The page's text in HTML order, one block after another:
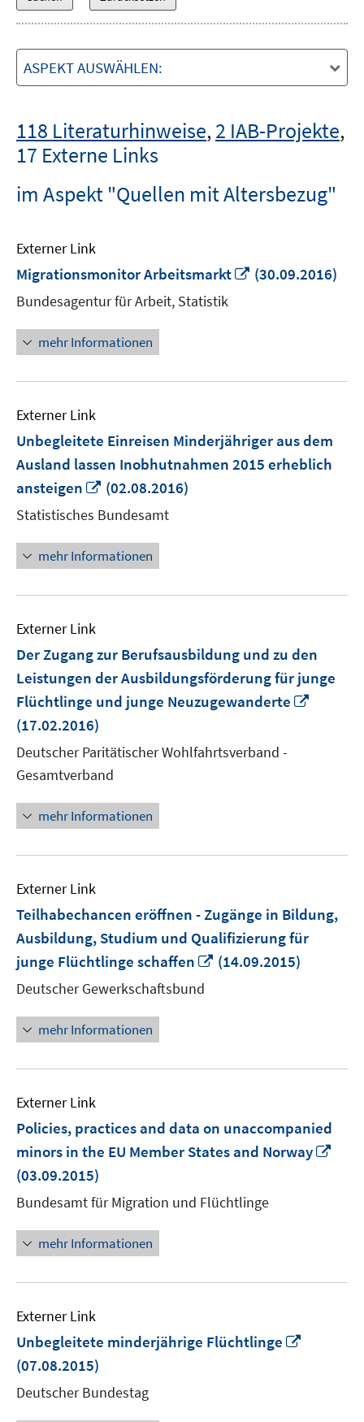
ASPEKT AUSWÄHLEN:
118 Literaturhinweise,2 IAB-Projekte,
17 Externe Links
im Aspekt "Quellen mit Altersbezug"
Externer Link
Migrationsmonitor Arbeitsmarkt
In
(30.09.2016)
Bundesagentur für Arbeit, Statistik
mehr Informationen
Externer Link
Unbegleitete Einreisen Minderjähriger aus dem
Ausland lassen Inobhutnahmen 2015 erheblich
ansteigen
In
neuem
Fenster
öffnen
(02.08.2016)
Statistisches Bundesamt
mehr Informationen
Externer Link
Der Zugang zur Berufsausbildung und zu den
Leistungen der Ausbildungsförderung für junge
Flüchtlinge und junge Neuzugewanderte
(17.02.2016)
Deutscher Paritätischer Wohlfahrtsverband -
Gesamtverband
mehr Informationen
Externer Link
Teilhabechancen eröffnen - Zugänge in Bildung,
Ausbildung, Studium und Qualifizierung für
junge Flüchtlinge schaffen
In
(14.09.2015)
Deutscher Gewerkschaftsbund
mehr Informationen
Externer Link
Policies, practices and data on unaccompanied
minors in the EU Member States and Norway
(03.09.2015)
Bundesamt für Migration und Flüchtlinge
mehr Informationen
Externer Link
Unbegleitete minderjährige Flüchtlinge
(07.08.2015)
Deutscher Bundestag